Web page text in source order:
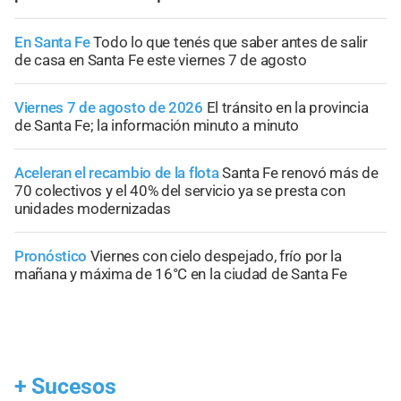
En Santa FeTodo lo que tenés que saber antes de salir
de casa en Santa Fe este viernes 7 de agosto
Viernes 7 de agosto de 2026 El tránsito en la provincia
de Santa Fe; la información minuto a minuto
Aceleran el recambio de la flotaSanta Fe renovó más de
70 colectivos y el 40% del servicio ya se presta con
unidades modernizadas
Pronóstico Viernes con cielo despejado, frío por la
mañana y máxima de 16°C en la ciudad de Santa Fe
+ Sucesos